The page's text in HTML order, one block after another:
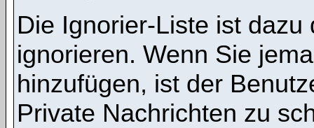
Die Ignorier-Liste ist
ignorieren. Wenn Sie
hinzufügen, ist der
Private Nachrichten zu